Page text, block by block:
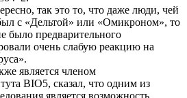
так это то, что даже люди, чей
с «Дельтой» или «Омикроном», то
было предварительного
очень слабую реакцию на
является членом
BIO5, сказал, что одним из
является возможность